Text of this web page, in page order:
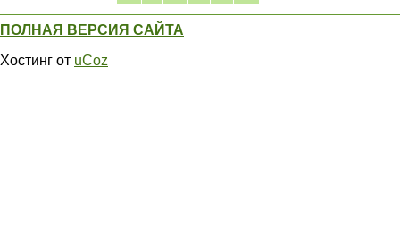
ПОЛНАЯ ВЕРСИЯ САЙТА
Хостинг от uCoz